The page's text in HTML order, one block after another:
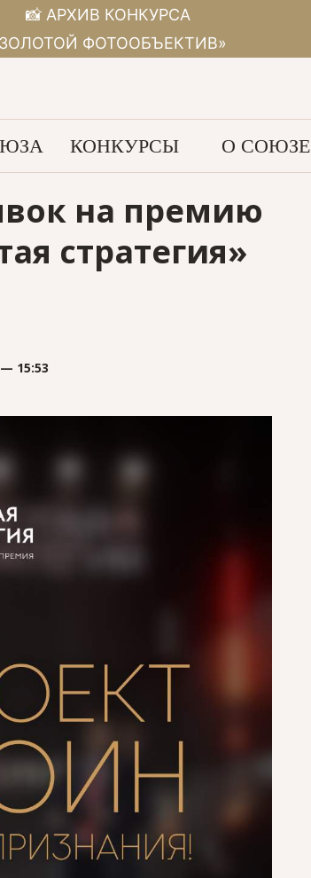
📸 АРХИВ КОНКУРСА
ФОТООБЪЕКТИВ»
КОНКУРСЫ О СОЮЗЕ
на премию
стратегия»
— 15:53